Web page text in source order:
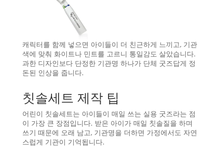
캐릭터를 함께 넣으면 아이들이 더 친근하게 느끼고, 기관
색에 맞춰 화이트나 민트를 고르니 통일감도 살았습니다.
과한 디자인보다 단정한 기관명 하나가 단체 굿즈답게 정
돈된 인상을 줍니다.
칫솔세트 제작 팁
어린이 칫솔세트는 아이들이 매일 쓰는 실용 굿즈라는 점
이 가장 큰 장점입니다. 받은 아이가 매일 칫솔질을 하며
쓰기 때문에 오래 남고, 기관명을 더하면 가정에서도 자연
스럽게 기관이 기억됩니다.